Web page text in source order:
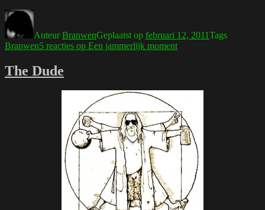
AuteurBranwenGeplaatst op februari 12, 2011Tags
Branwen5 reacties op Een jammerlijk moment
The Dude